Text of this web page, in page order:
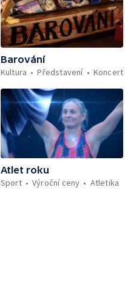
Barování
Kultura
Představení Koncert
Atlet roku
Sport
Výroční ceny Atletika